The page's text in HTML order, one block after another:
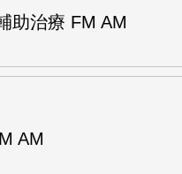
助治療 FM AM
AM